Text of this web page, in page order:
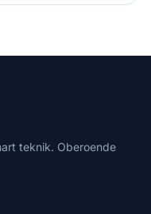
teknik. Oberoende